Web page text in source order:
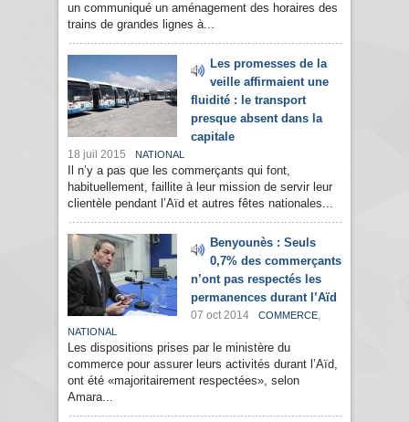
un communiqué un aménagement des horaires des
trains de grandes lignes à...
Les promesses de la
veille affirmaient une
fluidité : le transport
presque absent dans la
capitale
18 juil 2015 NATIONAL
Il n’y a pas que les commerçants qui font,
habituellement, faillite à leur mission de servir leur
clientèle pendant l’Aïd et autres fêtes nationales...
Benyounès : Seuls
0,7% des commerçants
n’ont pas respectés les
permanences durant l’Aïd
07 oct 2014 COMMERCE,
NATIONAL
Les dispositions prises par le ministère du
commerce pour assurer leurs activités durant l’Aïd,
ont été «majoritairement respectées», selon
Amara...